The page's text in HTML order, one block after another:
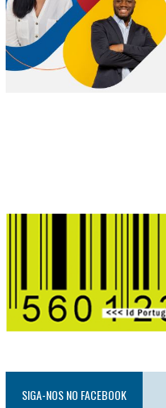
SIGA-NOS NO FACEBOOK